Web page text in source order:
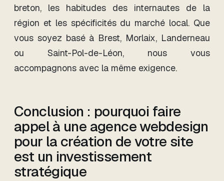
breton, les habitudes des internautes de la
région et les spécificités du marché local. Que
vous soyez basé à Brest, Morlaix, Landerneau
ou Saint-Pol-de-Léon, nous vous
accompagnons avec la même exigence.
Conclusion : pourquoi faire
appel à une agence webdesign
pour la création de votre site
est un investissement
stratégique